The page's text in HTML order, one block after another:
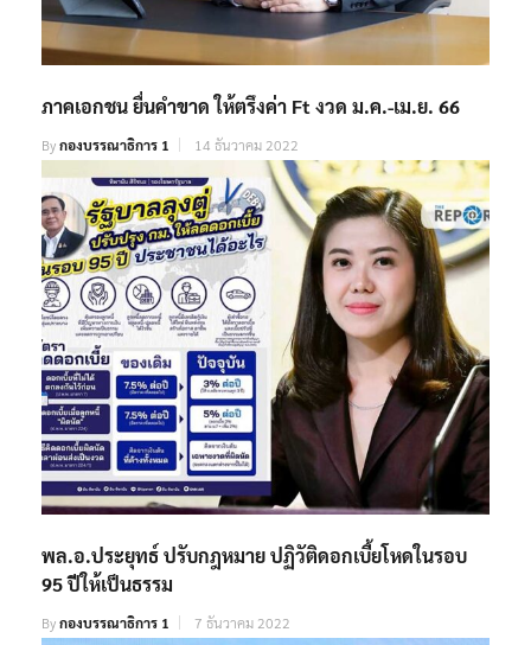
ภาคเอกชน ยื่นคำขาด ให้ตรึงค่า Ft งวด ม.ค.-เม.ย. 66
Byกองบรรณาธิการ 1 14 ธันวาคม 2022
พล.อ.ประยุทธ์ ปรับกฎหมาย ปฏิวัติดอกเบี้ยโหดในรอบ
95 ปีให้เป็นธรรม
Byกองบรรณาธิการ 1 7 ธันวาคม 2022